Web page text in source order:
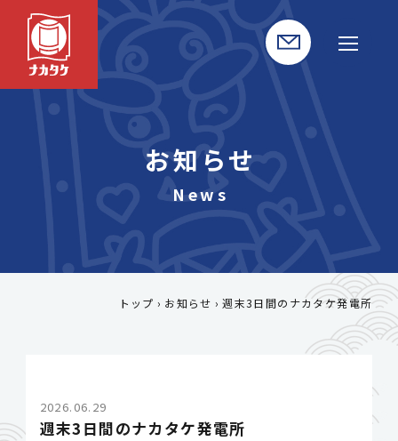
お知らせ
トップ お知らせ 週末3日間のナカタケ発電所
2026.06.29
週末3日間のナカタケ発電所